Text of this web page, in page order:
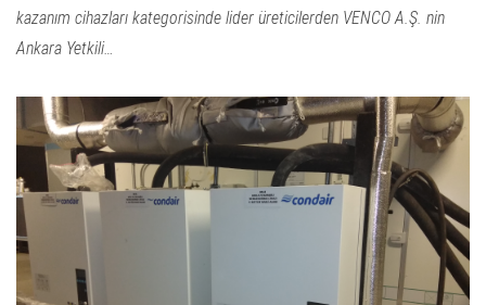
kazanım cihazları kategorisinde lider üreticilerden VENCO A.Ş. nin
Ankara Yetkili…